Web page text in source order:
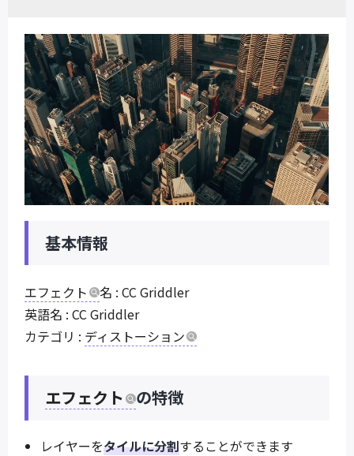
基本情報
エフェクト
名 : CC Griddler
英語名 : CC Griddler
カテゴリ : ディストーション
エフェクト の特徴
レイヤーをタイルに分割することができます